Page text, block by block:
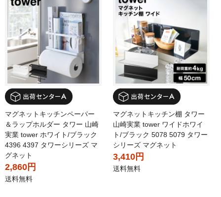
マグネットキッチンペーパー
＆ラップホルダー タワー 山崎
実業 tower ホワイト/ブラック
4396 4397 タワーシリーズ マ
グネット
2,860円
送料無料
マグネットキッチン棚 タワー
山崎実業 tower ワイドホワイ
ト/ブラック 5078 5079 タワー
シリーズ マグネット
3,410円
送料無料